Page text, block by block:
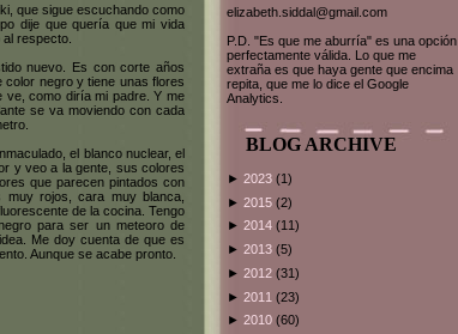
que sigue escuchando como
dije que quería que mi vida
respecto.
nuevo. Es con corte años
color negro y tiene unas flores
ve, como diría mi padre. Y me
se va moviendo con cada
el blanco nuclear, el
y veo a la gente, sus colores
que parecen pintados con
rojos, cara muy blanca,
de la cocina. Tengo
para ser un meteoro de
Me doy cuenta de que es
Aunque se acabe pronto.
elizabeth.siddal@gmail.com
P.D. "Es que me aburría" es una opción
perfectamente válida. Lo que me
extraña es que haya gente que encima
repita, que me lo dice el Google
Analytics.
BLOG ARCHIVE
► 2023 (1)
► 2015 (2)
► 2014 (11)
► 2013 (5)
► 2012 (31)
► 2011 (23)
► 2010 (60)